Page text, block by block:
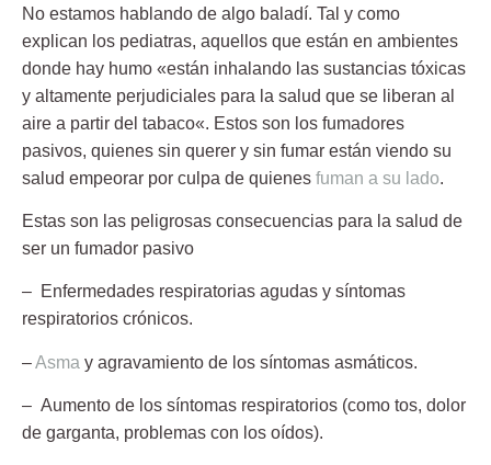
No estamos hablando de algo baladí. Tal y como
explican los pediatras, aquellos que están en ambientes
donde hay humo «están inhalando las sustancias tóxicas
y altamente perjudiciales para la salud que se liberan al
aire a partir del tabaco«. Estos son los fumadores
pasivos, quienes sin querer y sin fumar están viendo su
salud empeorar por culpa de quienes fuman a su lado.
Estas son las peligrosas consecuencias para la salud de
ser un fumador pasivo
– Enfermedades respiratorias agudas y síntomas
respiratorios crónicos.
–Asma y agravamiento de los síntomas asmáticos.
– Aumento de los síntomas respiratorios (como tos, dolor
de garganta, problemas con los oídos).